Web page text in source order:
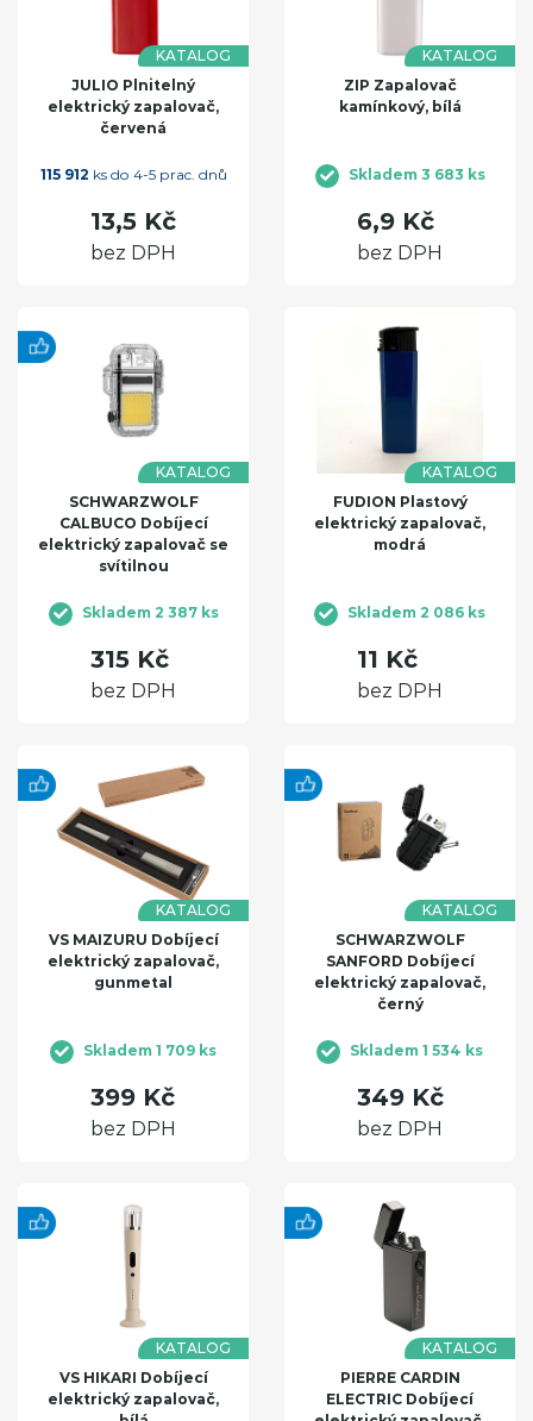
KATALOG
JULIO Plnitelný
elektrický zapalovač,
červená
115 912 ks do 4-5 prac. dnů
13,5 Kč
bez DPH
KATALOG
ZIP Zapalovač
kamínkový, bílá
Skladem 3 683 ks
6,9 Kč
bez DPH
KATALOG
SCHWARZWOLF
CALBUCO Dobíjecí
elektrický zapalovač se
svítilnou
Skladem 2 387 ks
315 Kč
bez DPH
KATALOG
FUDION Plastový
elektrický zapalovač,
modrá
Skladem 2 086 ks
11 Kč
bez DPH
KATALOG
VS MAIZURU Dobíjecí
elektrický zapalovač,
gunmetal
Skladem 1 709 ks
399 Kč
bez DPH
KATALOG
SCHWARZWOLF
SANFORD Dobíjecí
elektrický zapalovač,
černý
Skladem 1 534 ks
349 Kč
bez DPH
KATALOG
VS HIKARI Dobíjecí
elektrický zapalovač,
KATALOG
PIERRE CARDIN
ELECTRIC Dobíjecí